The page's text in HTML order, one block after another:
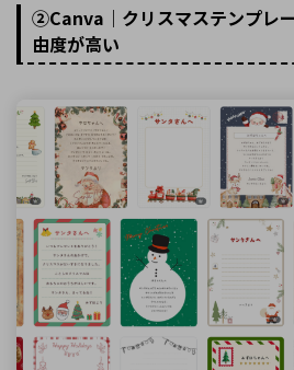
②Canva｜クリスマステンプレ
由度が高い